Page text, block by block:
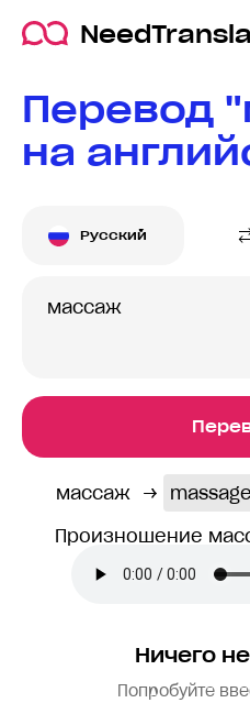
Перевод
на
Русский
массаж →
massage
Произношение
Ничего
Попробуйте